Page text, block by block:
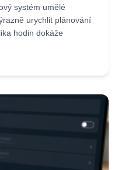
systém umělé
urychlit plánování
hodin dokáže